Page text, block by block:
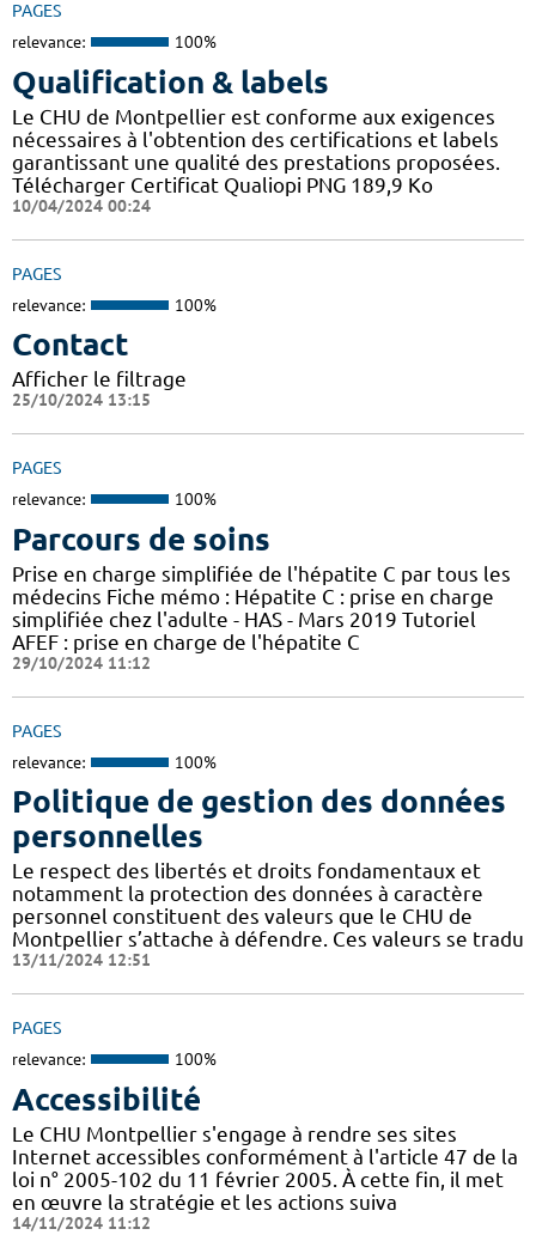
PAGES
relevance: 100%
Qualification & labels
Le CHU de Montpellier est conforme aux exigences
nécessaires à l'obtention des certifications et labels
garantissant une qualité des prestations proposées.
Télécharger Certificat Qualiopi PNG 189,9 Ko
10/04/2024 00:24
PAGES
relevance: 100%
Contact
Afficher le filtrage
25/10/2024 13:15
PAGES
relevance: 100%
Parcours de soins
Prise en charge simplifiée de l'hépatite C par tous les
médecins Fiche mémo : Hépatite C : prise en charge
simplifiée chez l'adulte - HAS - Mars 2019 Tutoriel
AFEF : prise en charge de l'hépatite C
29/10/2024 11:12
PAGES
relevance: 100%
Politique de gestion des données
personnelles
Le respect des libertés et droits fondamentaux et
notamment la protection des données à caractère
personnel constituent des valeurs que le CHU de
Montpellier s’attache à défendre. Ces valeurs se tradu
13/11/2024 12:51
PAGES
relevance: 100%
Accessibilité
Le CHU Montpellier s'engage à rendre ses sites
Internet accessibles conformément à l'article 47 de la
loi n° 2005-102 du 11 février 2005. À cette fin, il met
en œuvre la stratégie et les actions suiva
14/11/2024 11:12